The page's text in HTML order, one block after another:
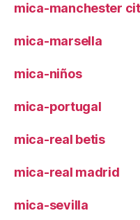
mica-manchester
mica-marsella
mica-niños
mica-portugal
mica-real betis
mica-real madrid
mica-sevilla